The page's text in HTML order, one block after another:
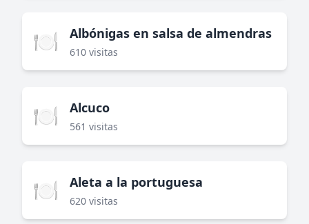
🍽️ Albónigas en salsa de almendras
610 visitas
🍽️ Alcuco
561 visitas
🍽️ Aleta a la portuguesa
620 visitas